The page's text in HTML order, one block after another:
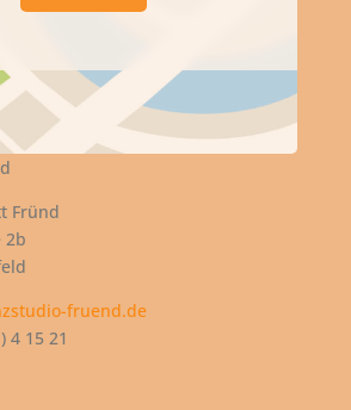
Fründ
2b
fruend.de
4 15 21